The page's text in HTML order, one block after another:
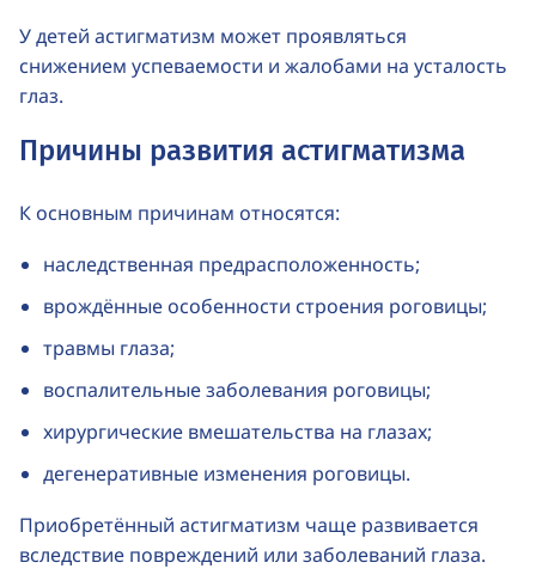
У детей астигматизм может проявляться
снижением успеваемости и жалобами на усталость
глаз.
Причины развития астигматизма
К основным причинам относятся:
наследственная предрасположенность;
врождённые особенности строения роговицы;
травмы глаза;
воспалительные заболевания роговицы;
хирургические вмешательства на глазах;
дегенеративные изменения роговицы.
Приобретённый астигматизм чаще развивается
вследствие повреждений или заболеваний глаза.